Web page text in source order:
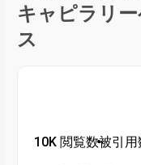
キャピラリ
ス
10K 閲覧数•被引用